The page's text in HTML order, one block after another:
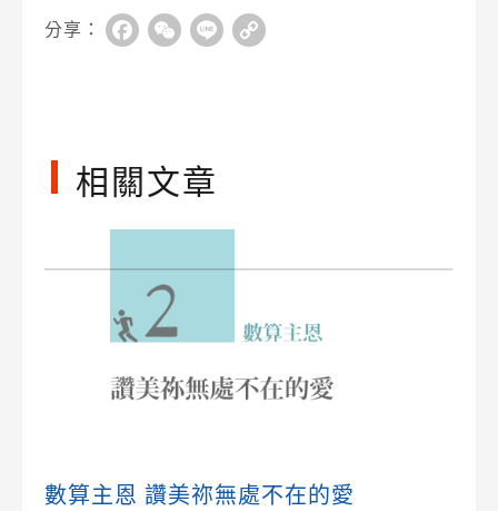
分享： FacebookWeChat
Line
相關文章
數算主恩 讚美祢無處不在的愛